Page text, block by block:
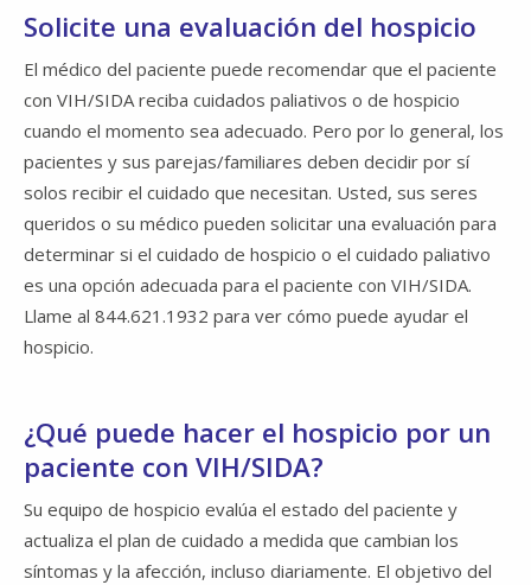
Solicite una evaluación del hospicio
El médico del paciente puede recomendar que el paciente
con VIH/SIDA reciba cuidados paliativos o de hospicio
cuando el momento sea adecuado. Pero por lo general, los
pacientes y sus parejas/familiares deben decidir por sí
solos recibir el cuidado que necesitan. Usted, sus seres
queridos o su médico pueden solicitar una evaluación para
determinar si el cuidado de hospicio o el cuidado paliativo
es una opción adecuada para el paciente con VIH/SIDA.
Llame al 844.621.1932 para ver cómo puede ayudar el
hospicio.
¿Qué puede hacer el hospicio por un
paciente con VIH/SIDA?
Su equipo de hospicio evalúa el estado del paciente y
actualiza el plan de cuidado a medida que cambian los
síntomas y la afección, incluso diariamente. El objetivo del